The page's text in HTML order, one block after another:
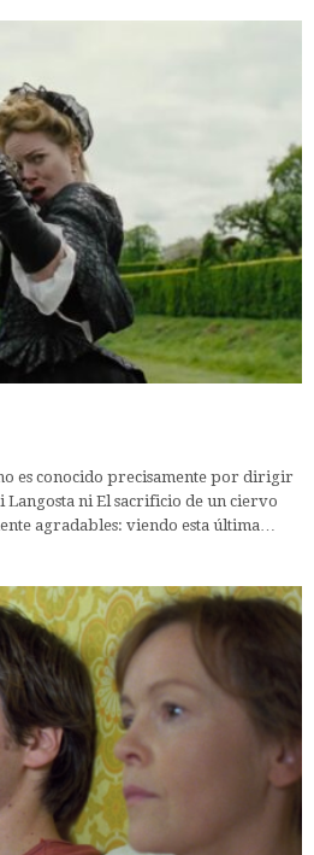
es conocido precisamente por dirigir
Langosta ni El sacrificio de un ciervo
agradables: viendo esta última…